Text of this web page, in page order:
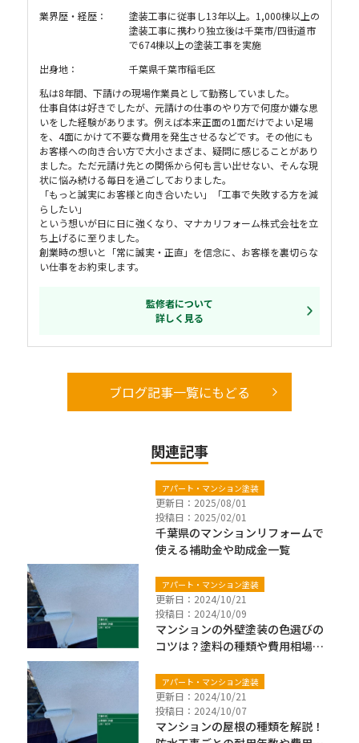
業界歴・経歴：
塗装工事に従事し13年以上。1,000棟以上の
塗装工事に携わり独立後は千葉市/四街道市
で674棟以上の塗装工事を実施
出身地：
千葉県千葉市稲毛区
私は8年間、下請けの現場作業員として勤務していました。
仕事自体は好きでしたが、元請けの仕事のやり方で何度か嫌な思
いをした経験があります。例えば本来正面の1面だけでよい足場
を、4面にかけて不要な費用を発生させるなどです。その他にも
お客様への向き合い方で大小さまざま、疑問に感じることがあり
ました。ただ元請け先との関係から何も言い出せない、そんな現
状に悩み続ける毎日を過ごしておりました。
「もっと誠実にお客様と向き合いたい」「工事で失敗する方を減
らしたい」
という想いが日に日に強くなり、マナカリフォーム株式会社を立
ち上げるに至りました。
創業時の想いと「常に誠実・正直」を信念に、お客様を裏切らな
い仕事をお約束します。
監修者について
詳しく見る
ブログ記事一覧にもどる
関連記事
アパート・マンション塗装
更新日：2025/08/01
投稿日：2025/02/01
千葉県のマンションリフォームで
使える補助金や助成金一覧
アパート・マンション塗装
更新日：2024/10/21
投稿日：2024/10/09
マンションの外壁塗装の色選びの
コツは？塗料の種類や費用相場も
アパート・マンション塗装
更新日：2024/10/21
投稿日：2024/10/07
マンションの屋根の種類を解説！